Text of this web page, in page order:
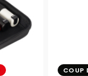
COUP